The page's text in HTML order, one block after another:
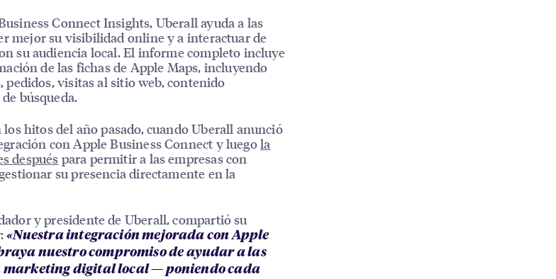
Connect Insights, Uberall ayuda a las
mejor su visibilidad online y a interactuar de
su audiencia local. El informe completo incluye
de las fichas de Apple Maps, incluyendo
pedidos, visitas al sitio web, contenido
búsqueda.
los hitos del año pasado, cuando Uberall anunció
con Apple Business Connect y luegola
después para permitir a las empresas con
su presencia directamente en la
y presidente de Uberall, compartió su
«Nuestra integración mejorada con Apple
nuestro compromiso de ayudar a las
marketing digital local — poniendo cada